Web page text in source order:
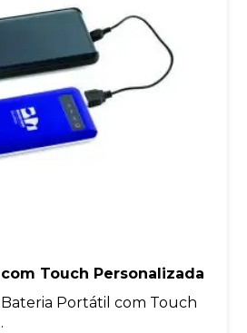
Touch Personalizada
Portátil com Touch